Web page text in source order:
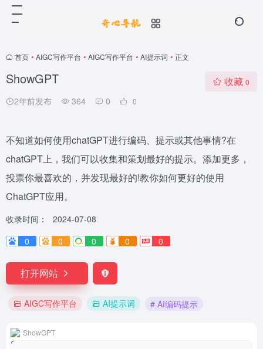
首页 • AIGC写作平台 • AIGC写作平台 • AI提示词 • 正文
ShowGPT
2年前发布 364 0 0
收藏 0
不知道如何使用chatGPT进行编码、提示或其他事情?在
chatGPT上，我们可以收集和策划最好的提示。添加更多，
投票你最喜欢的，并发现最好的!教你如何更好的使用
ChatGPT应用。
收录时间：
2024-07-08
0
0 0 0 0
打开网站
AIGC写作平台 AI提示词 # AI编码提示
ShowGPT